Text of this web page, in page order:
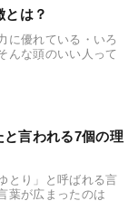
とは？
に優れている・いろ
な頭のいい人って
言われる7個の理
とり」と呼ばれる言
葉が広まったのは